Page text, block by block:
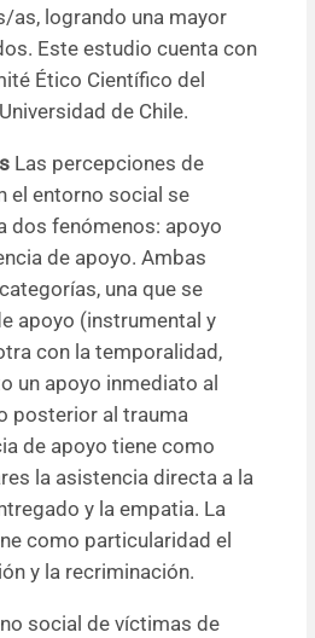
as, logrando una mayor
Este estudio cuenta con
Ético Científico del
de Chile.
Las percepciones de
el entorno social se
dos fenómenos: apoyo
de apoyo. Ambas
una que se
apoyo (instrumental y
con la temporalidad,
un apoyo inmediato al
posterior al trauma
de apoyo tiene como
la asistencia directa a la
y la empatia. La
como particularidad el
y la recriminación.
social de víctimas de